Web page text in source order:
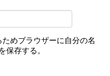
めブラウザーに自分の名
保存する。